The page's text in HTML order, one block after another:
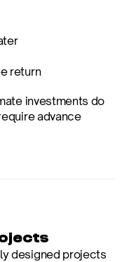
return
investments do
advance
designed projects